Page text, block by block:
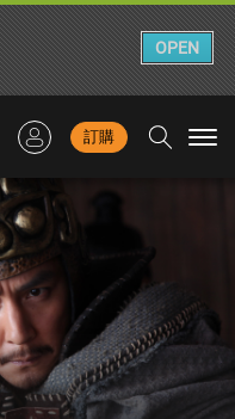
訂購
OPEN